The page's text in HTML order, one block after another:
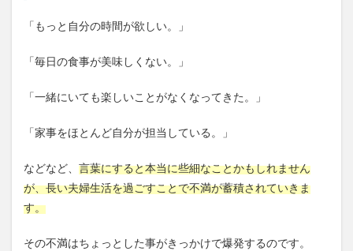
「もっと自分の時間が欲しい。」
「毎日の食事が美味しくない。」
「一緒にいても楽しいことがなくなってきた。」
「家事をほとんど自分が担当している。」
などなど、 言葉にすると本当に些細なことかもしれません
が、長い夫婦生活を過ごすことで不満が蓄積されていきま
す。
その不満はちょっとした事がきっかけで爆発するのです。